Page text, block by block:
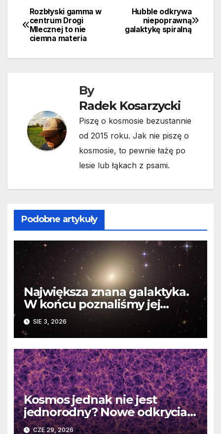
Nawigacja
wpisu
Hubble odkrywa
niepoprawną
galaktykę spiralną
Rozbłyski gamma w
centrum Drogi
Mlecznej to nie
ciemna materia
By
Radek Kosarzycki
Piszę o kosmosie bezustannie
od 2015 roku. Jak nie piszę o
kosmosie, to pewnie łażę po
lesie lub łąkach z psami.
Podobne artykuły
Największa znana galaktyka.
W końcu poznaliśmy jej
faktyczne wymiary
SIE 3, 2026
Kosmos jednak nie jest
jednorodny? Nowe odkrycia
DESI burzą fundamentalne
CZE 29, 2026